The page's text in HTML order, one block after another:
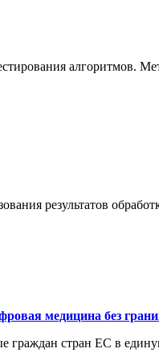
алгоритмов.
результатов
медицина без
граждан стран ЕС в